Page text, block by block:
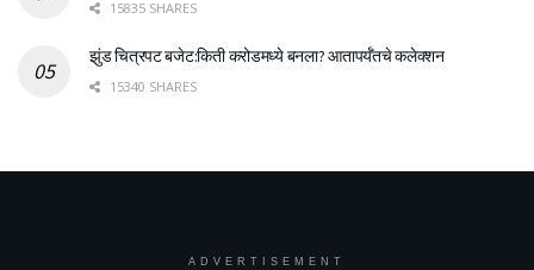
15835 SHARES
झुंड चित्रपट बजेट:किती करोडमध्ये बनला? आतापर्यँतचे कलेक्शन
15340 SHARES
ADVERTISEMENT